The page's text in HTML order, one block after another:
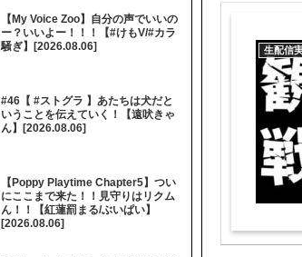
生配信
【My Voice Zoo】自分の声でいいの
ー？いいよー！！！【#けもV/#カラ
騒ぎ】[2026.08.06]
#46【 #ストグラ 】あたちは犬だと
いうことを伝えていく！【遠吠きゃ
ん】[2026.08.06]
【Poppy Playtime Chapter5】つい
にここまで来た！！見守りはリクム
ん！！【紅蓮罰まる/ぶいぱい】
[2026.08.06]